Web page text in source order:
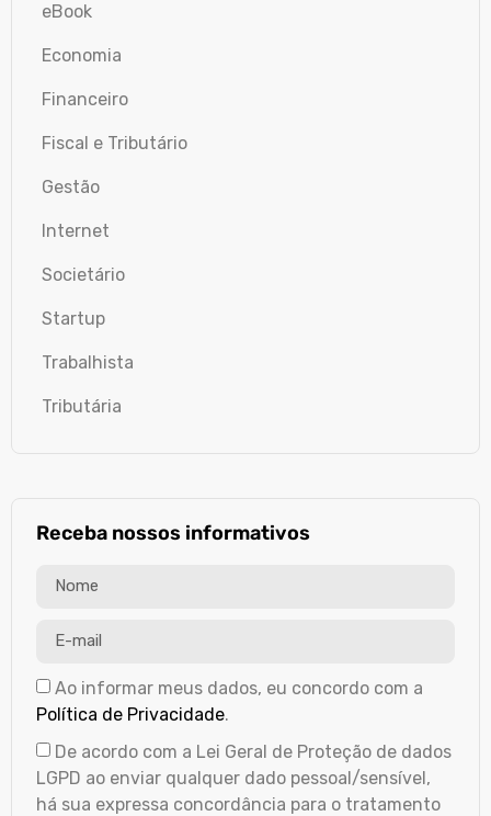
eBook
Economia
Financeiro
Fiscal e Tributário
Gestão
Internet
Societário
Startup
Trabalhista
Tributária
Receba nossos informativos
Ao informar meus dados, eu concordo com a
Política de Privacidade.
De acordo com a Lei Geral de Proteção de dados
LGPD ao enviar qualquer dado pessoal/sensível,
há sua expressa concordância para o tratamento